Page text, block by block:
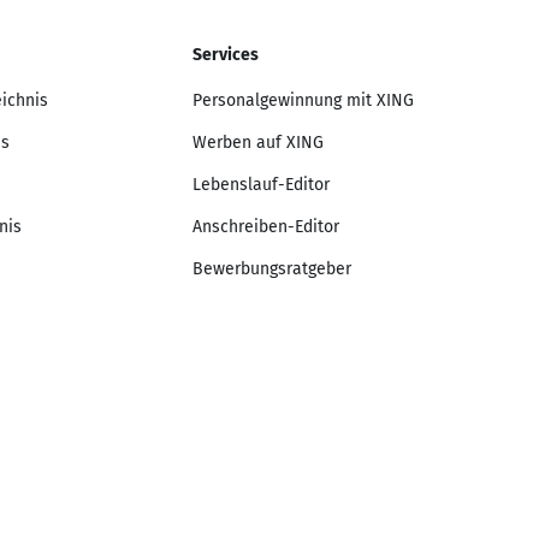
Services
Personalgewinnung mit XING
Werben auf XING
Lebenslauf-Editor
Anschreiben-Editor
Bewerbungsratgeber